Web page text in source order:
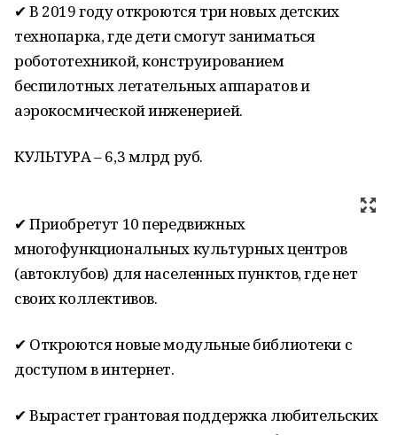
✔ В 2019 году откроются три новых детских
технопарка, где дети смогут заниматься
робототехникой, конструированием
беспилотных летательных аппаратов и
аэрокосмической инженерией.
КУЛЬТУРА – 6,3 млрд руб.
✔ Приобретут 10 передвижных
многофункциональных культурных центров
(автоклубов) для населенных пунктов, где нет
своих коллективов.
✔ Откроются новые модульные библиотеки с
доступом в интернет.
✔ Вырастет грантовая поддержка любительских